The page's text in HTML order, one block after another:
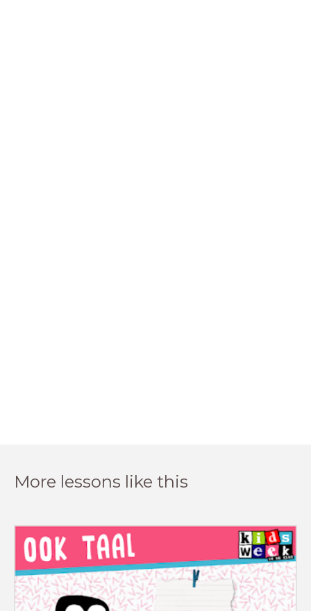
More lessons like this